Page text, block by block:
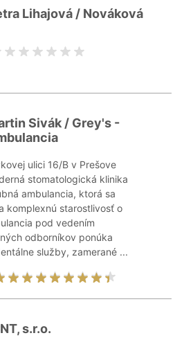
Lihajová / Nováková
Sivák / Grey's -
ulici 16/B v Prešove
stomatologická klinika
ambulancia, ktorá sa
komplexnú starostlivosť o
pod vedením
odborníkov ponúka
služby, zamerané ...
s.r.o.